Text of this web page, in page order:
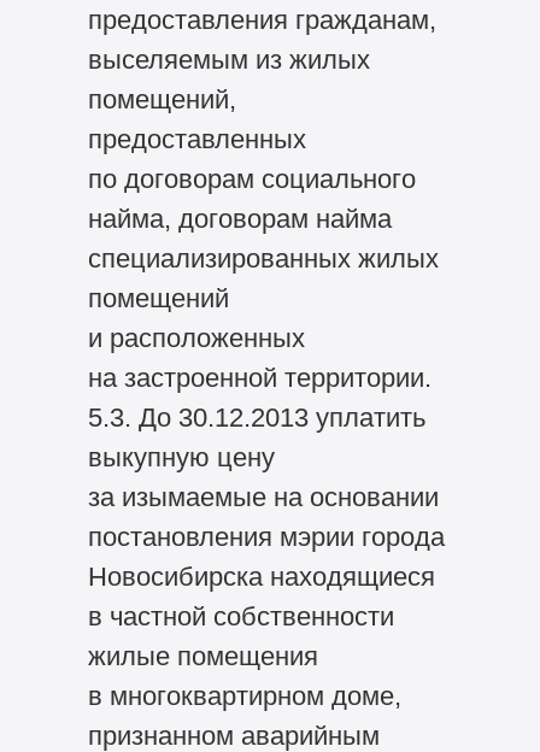
предоставления гражданам,
выселяемым из жилых
помещений,
предоставленных
по договорам социального
найма, договорам найма
специализированных жилых
помещений
и расположенных
на застроенной территории.
5.3. До 30.12.2013 уплатить
выкупную цену
за изымаемые на основании
постановления мэрии города
Новосибирска находящиеся
в частной собственности
жилые помещения
в многоквартирном доме,
признанном аварийным